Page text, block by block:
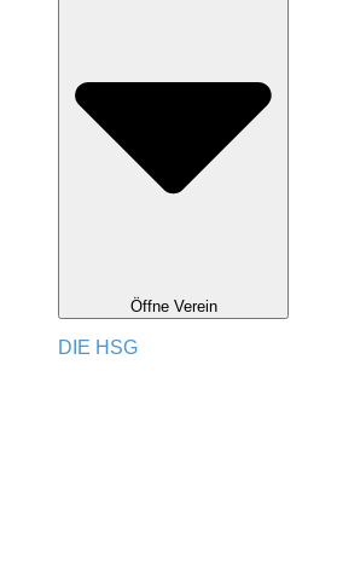
Öffne Verein
DIE HSG